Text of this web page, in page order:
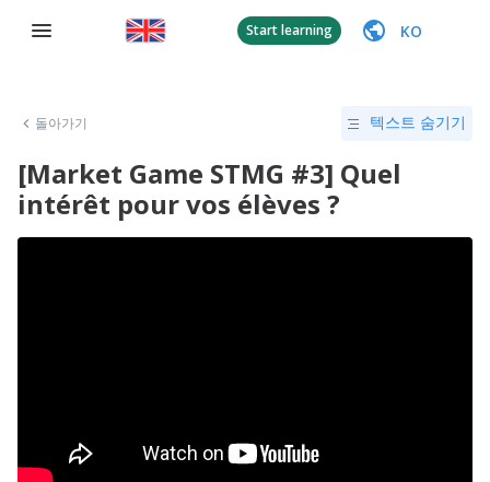
Start learning KO
돌아가기 텍스트 숨기기
[Market Game STMG #3] Quel
intérêt pour vos élèves ?